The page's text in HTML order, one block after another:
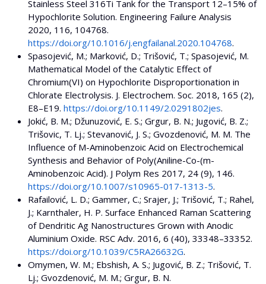
Stainless Steel 316Ti Tank for the Transport 12–15% of
Hypochlorite Solution. Engineering Failure Analysis
2020, 116, 104768.
https://doi.org/10.1016/j.engfailanal.2020.104768.
Spasojević, M.; Marković, D.; Trišović, T.; Spasojević, M.
Mathematical Model of the Catalytic Effect of
Chromium(VI) on Hypochlorite Disproportionation in
Chlorate Electrolysis. J. Electrochem. Soc. 2018, 165 (2),
E8–E19. https://doi.org/10.1149/2.0291802jes.
Jokić, B. M.; Džunuzović, E. S.; Grgur, B. N.; Jugović, B. Z.;
Trišovic, T. Lj.; Stevanović, J. S.; Gvozdenović, M. M. The
Influence of M-Aminobenzoic Acid on Electrochemical
Synthesis and Behavior of Poly(Aniline-Co-(m-
Aminobenzoic Acid). J Polym Res 2017, 24 (9), 146.
https://doi.org/10.1007/s10965-017-1313-5.
Rafailović, L. D.; Gammer, C.; Srajer, J.; Trišović, T.; Rahel,
J.; Karnthaler, H. P. Surface Enhanced Raman Scattering
of Dendritic Ag Nanostructures Grown with Anodic
Aluminium Oxide. RSC Adv. 2016, 6 (40), 33348–33352.
https://doi.org/10.1039/C5RA26632G.
Omymen, W. M.; Ebshish, A. S.; Jugović, B. Z.; Trišović, T.
Lj.; Gvozdenović, M. M.; Grgur, B. N.